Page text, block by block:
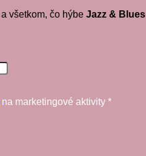
a všetkom, čo hýbe Jazz & Blues
na marketingové aktivity *